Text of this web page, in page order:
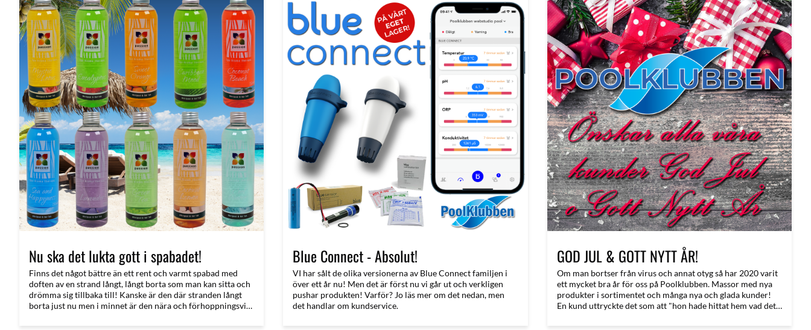
Nu ska det lukta gott i spabadet!
Finns det något bättre än ett rent och varmt spabad med
doften av en strand långt, långt borta som man kan sitta och
drömma sig tillbaka till! Kanske är den där stranden långt
borta just nu men i minnet är den nära och förhoppningsvis
Blue Connect - Absolut!
VI har sålt de olika versionerna av Blue Connect familjen i
över ett år nu! Men det är först nu vi går ut och verkligen
pushar produkten! Varför? Jo läs mer om det nedan, men
det handlar om kundservice.
GOD JUL & GOTT NYTT ÅR!
Om man bortser från virus och annat otyg så har 2020 varit
ett mycket bra år för oss på Poolklubben. Massor med nya
produkter i sortimentet och många nya och glada kunder!
En kund uttryckte det som att "hon hade hittat hem vad det